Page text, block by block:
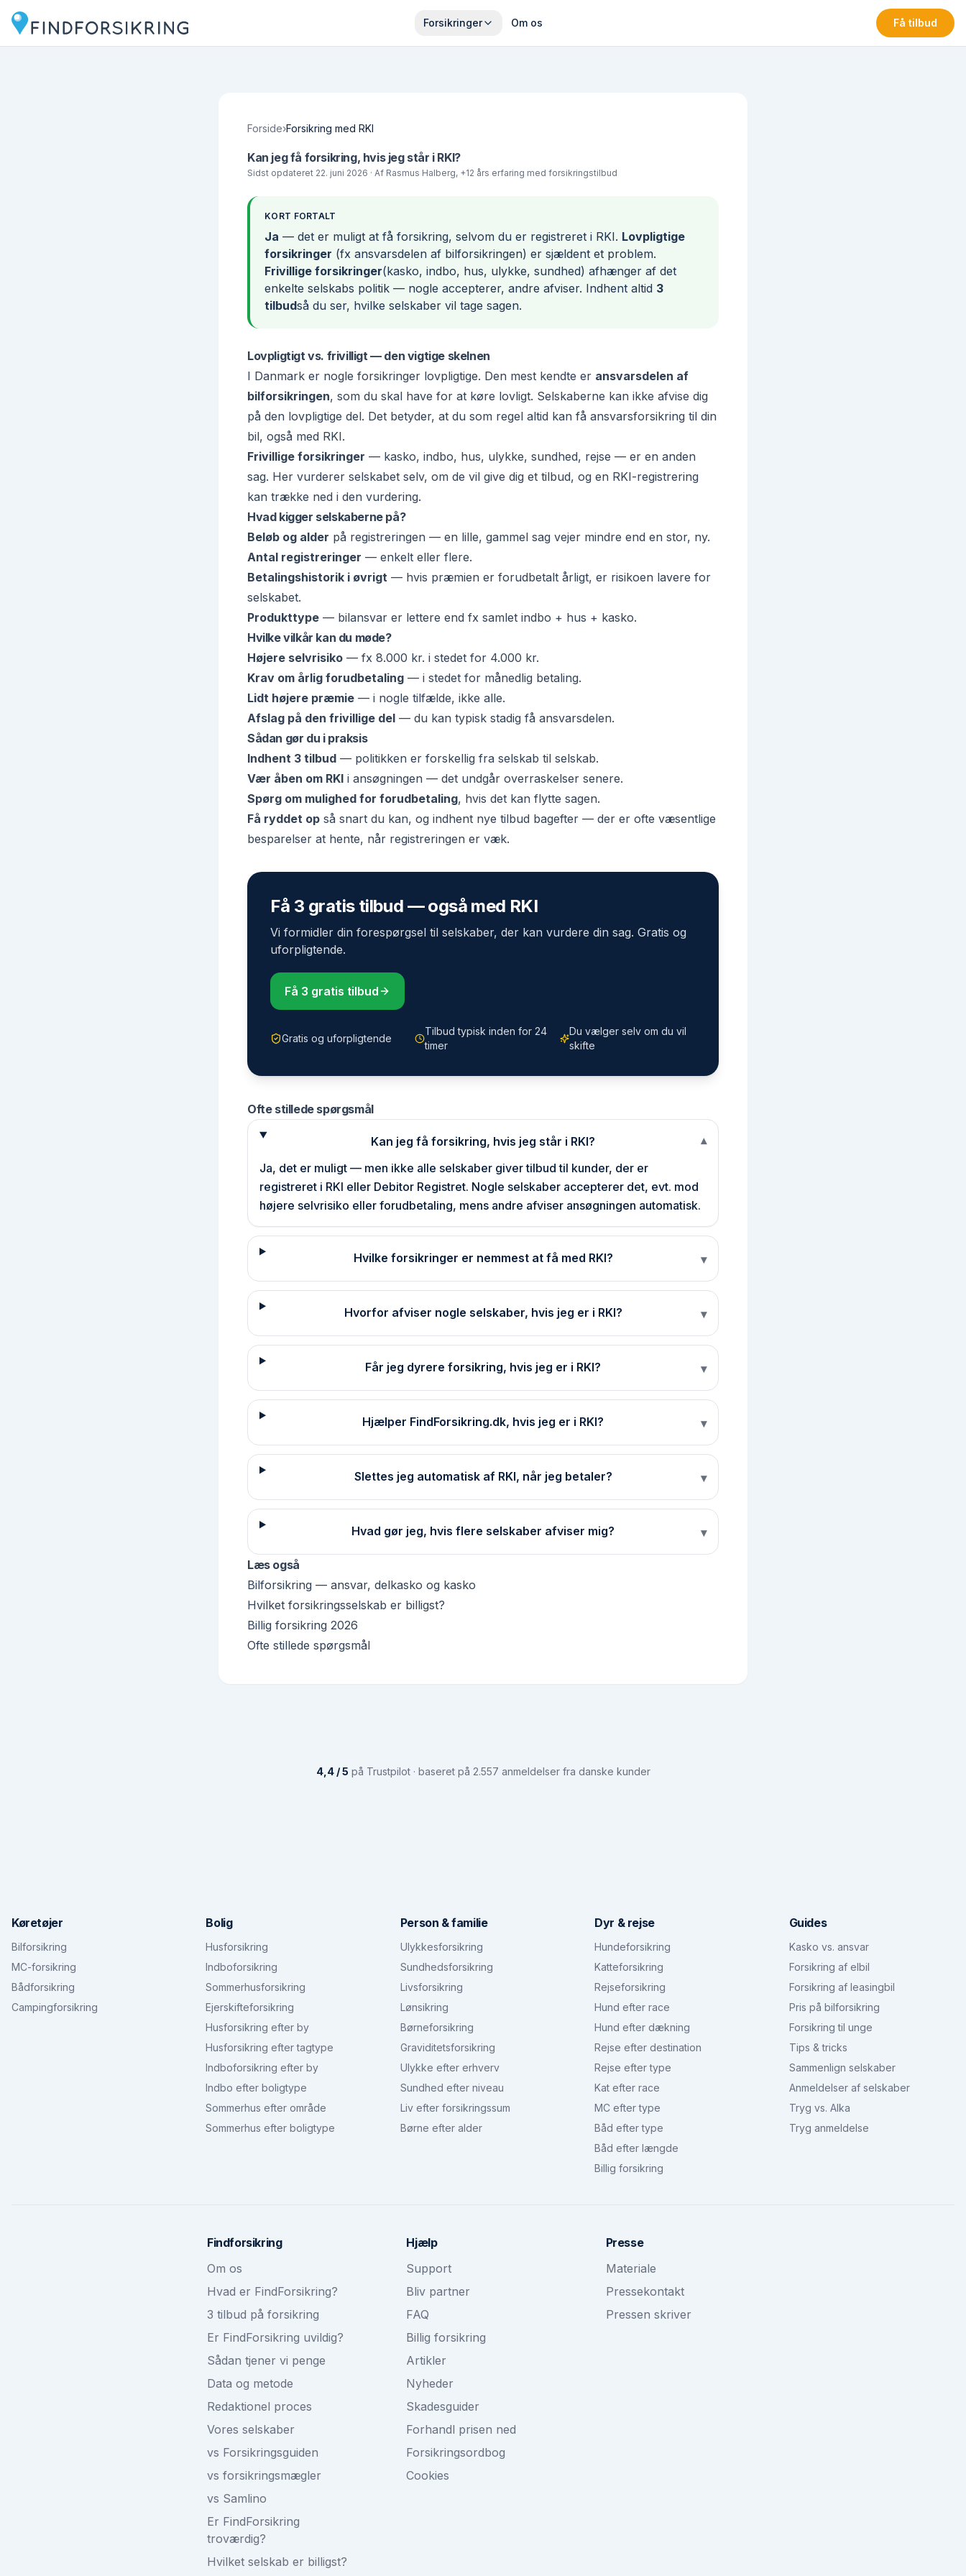
Forsikringer Om os Få tilbud
Forside›Forsikring med RKI
Kan jeg få forsikring, hvis jeg står i RKI?
Sidst opdateret 22. juni 2026 · Af Rasmus Halberg, +12 års erfaring med forsikringstilbud
KORT FORTALT
Ja — det er muligt at få forsikring, selvom du er registreret i RKI. Lovpligtige
forsikringer (fx ansvarsdelen af bilforsikringen) er sjældent et problem.
Frivillige forsikringer(kasko, indbo, hus, ulykke, sundhed) afhænger af det
enkelte selskabs politik — nogle accepterer, andre afviser. Indhent altid 3
tilbudså du ser, hvilke selskaber vil tage sagen.
Lovpligtigt vs. frivilligt — den vigtige skelnen
I Danmark er nogle forsikringer lovpligtige. Den mest kendte er ansvarsdelen af
bilforsikringen, som du skal have for at køre lovligt. Selskaberne kan ikke afvise dig
på den lovpligtige del. Det betyder, at du som regel altid kan få ansvarsforsikring til din
bil, også med RKI.
Frivillige forsikringer — kasko, indbo, hus, ulykke, sundhed, rejse — er en anden
sag. Her vurderer selskabet selv, om de vil give dig et tilbud, og en RKI-registrering
kan trække ned i den vurdering.
Hvad kigger selskaberne på?
Beløb og alder på registreringen — en lille, gammel sag vejer mindre end en stor, ny.
Antal registreringer — enkelt eller flere.
Betalingshistorik i øvrigt — hvis præmien er forudbetalt årligt, er risikoen lavere for
selskabet.
Produkttype — bilansvar er lettere end fx samlet indbo + hus + kasko.
Hvilke vilkår kan du møde?
Højere selvrisiko — fx 8.000 kr. i stedet for 4.000 kr.
Krav om årlig forudbetaling — i stedet for månedlig betaling.
Lidt højere præmie — i nogle tilfælde, ikke alle.
Afslag på den frivillige del — du kan typisk stadig få ansvarsdelen.
Sådan gør du i praksis
Indhent 3 tilbud — politikken er forskellig fra selskab til selskab.
Vær åben om RKI i ansøgningen — det undgår overraskelser senere.
Spørg om mulighed for forudbetaling, hvis det kan flytte sagen.
Få ryddet op så snart du kan, og indhent nye tilbud bagefter — der er ofte væsentlige
besparelser at hente, når registreringen er væk.
Få 3 gratis tilbud — også med RKI
Vi formidler din forespørgsel til selskaber, der kan vurdere din sag. Gratis og
uforpligtende.
Få 3 gratis tilbud
Gratis og uforpligtende
Tilbud typisk inden for 24
timer
Du vælger selv om du vil
skifte
Ofte stillede spørgsmål
Kan jeg få forsikring, hvis jeg står i RKI?
▾
Ja, det er muligt — men ikke alle selskaber giver tilbud til kunder, der er
registreret i RKI eller Debitor Registret. Nogle selskaber accepterer det, evt. mod
højere selvrisiko eller forudbetaling, mens andre afviser ansøgningen automatisk.
Hvilke forsikringer er nemmest at få med RKI? ▾
Hvorfor afviser nogle selskaber, hvis jeg er i RKI? ▾
Får jeg dyrere forsikring, hvis jeg er i RKI? ▾
Hjælper FindForsikring.dk, hvis jeg er i RKI? ▾
Slettes jeg automatisk af RKI, når jeg betaler? ▾
Hvad gør jeg, hvis flere selskaber afviser mig? ▾
Læs også
Bilforsikring — ansvar, delkasko og kasko
Hvilket forsikringsselskab er billigst?
Billig forsikring 2026
Ofte stillede spørgsmål
4,4 / 5 på Trustpilot · baseret på 2.557 anmeldelser fra danske kunder
Køretøjer
Bilforsikring
MC-forsikring
Bådforsikring
Campingforsikring
Bolig
Husforsikring
Indboforsikring
Sommerhusforsikring
Ejerskifteforsikring
Husforsikring efter by
Husforsikring efter tagtype
Indboforsikring efter by
Indbo efter boligtype
Sommerhus efter område
Sommerhus efter boligtype
Person & familie
Ulykkesforsikring
Sundhedsforsikring
Livsforsikring
Lønsikring
Børneforsikring
Graviditetsforsikring
Ulykke efter erhverv
Sundhed efter niveau
Liv efter forsikringssum
Børne efter alder
Dyr & rejse
Hundeforsikring
Katteforsikring
Rejseforsikring
Hund efter race
Hund efter dækning
Rejse efter destination
Rejse efter type
Kat efter race
MC efter type
Båd efter type
Båd efter længde
Billig forsikring
Guides
Kasko vs. ansvar
Forsikring af elbil
Forsikring af leasingbil
Pris på bilforsikring
Forsikring til unge
Tips & tricks
Sammenlign selskaber
Anmeldelser af selskaber
Tryg vs. Alka
Tryg anmeldelse
Findforsikring
Om os
Hvad er FindForsikring?
3 tilbud på forsikring
Er FindForsikring uvildig?
Sådan tjener vi penge
Data og metode
Redaktionel proces
Vores selskaber
vs Forsikringsguiden
vs forsikringsmægler
vs Samlino
Er FindForsikring
troværdig?
Hvilket selskab er billigst?
Hjælp
Support
Bliv partner
FAQ
Billig forsikring
Artikler
Nyheder
Skadesguider
Forhandl prisen ned
Forsikringsordbog
Cookies
Presse
Materiale
Pressekontakt
Pressen skriver